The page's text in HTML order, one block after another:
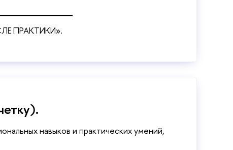
ПРАКТИКИ».
навыков и практических умений,